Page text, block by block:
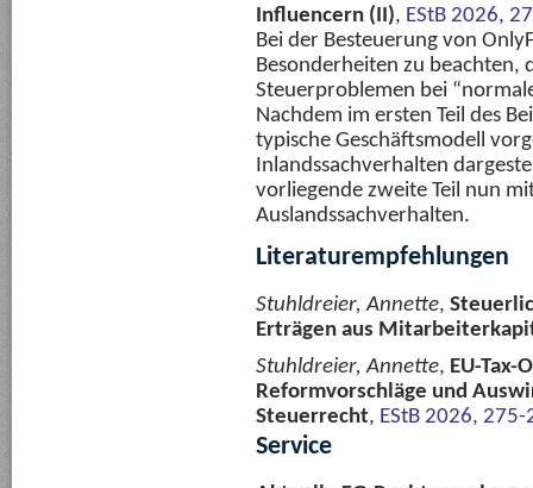
Influencern (II), EStB 2026,
Bei der Besteuerung von
Besonderheiten zu beachten,
Steuerproblemen bei
Nachdem im ersten Teil des
typische Geschäftsmodell
Inlandssachverhalten
vorliegende zweite Teil nun
Auslandssachverhalten.
Literaturempfehlungen
Stuhldreier, Annette,
Erträgen aus
Stuhldreier, Annette, EU-
Reformvorschläge und
Steuerrecht, EStB 2026, 275-
Service